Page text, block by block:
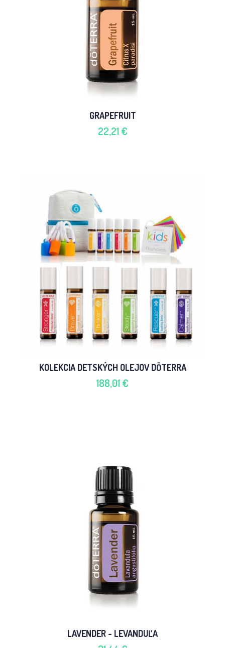
GRAPEFRUIT
22,21 €
KOLEKCIA DETSKÝCH OLEJOV DŌTERRA
188,01 €
LAVENDER - LEVANDUĽA